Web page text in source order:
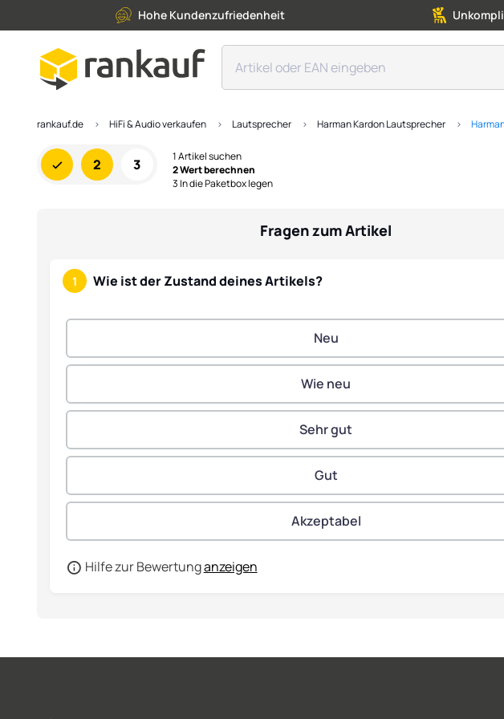
Hohe Kundenzufriedenheit
rankauf.de HiFi & Audio verkaufen Lautsprecher Harman Kardon Lautsprecher
2 3
1 Artikel suchen
2 Wert berechnen
3 In die Paketbox legen
Fragen zum Artikel
1 Wie ist der Zustand deines Artikels?
Hilfe zur Bewertunganzeigen